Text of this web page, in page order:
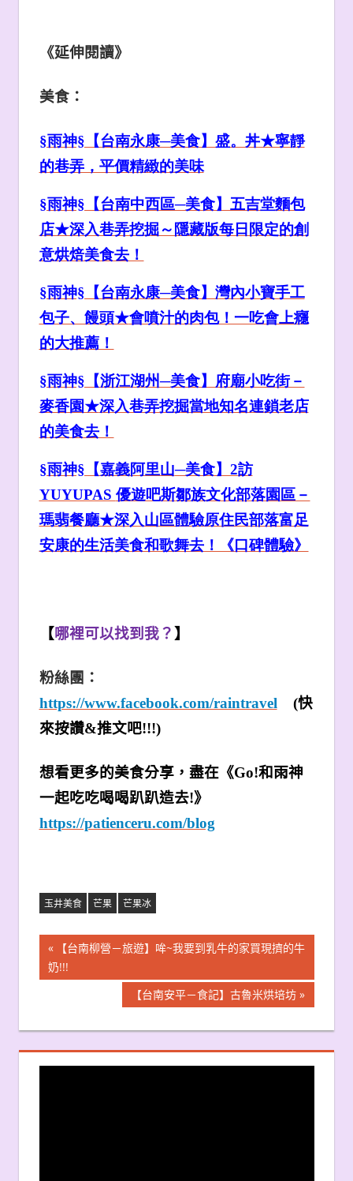
《延伸閱讀》
美食：
§雨神§【台南永康─美食】盛。丼★寧靜
的巷弄，平價精緻的美味
§雨神§【台南中西區─美食】五吉堂麵包
店★深入巷弄挖掘～隱藏版每日限定的創
意烘焙美食去！
§雨神§【台南永康─美食】灣內小寶手工
包子、饅頭★會噴汁的肉包！一吃會上癮
的大推薦！
§雨神§【浙江湖州─美食】府廟小吃街－
麥香園★深入巷弄挖掘當地知名連鎖老店
的美食去！
§雨神§【嘉義阿里山─美食】2訪
YUYUPAS 優遊吧斯鄒族文化部落園區－
瑪翡餐廳★深入山區體驗原住民部落富足
安康的生活美食和歌舞去！《口碑體驗》
【哪裡可以找到我？ 】
粉絲團：
https://www.facebook.com/raintravel
(快
來按讚&推文吧!!!)
想看更多的美食分享，盡在《Go!和雨神
一起吃吃喝喝趴趴造去!》
https://patienceru.com/blog
玉井美食 芒果 芒果冰
文
章
覽
Previous
Post:
【台南柳營－旅遊】哞~我要到乳牛的家買現擠的牛
奶!!!
Next
Post:
【台南安平－食記】古魯米烘培坊